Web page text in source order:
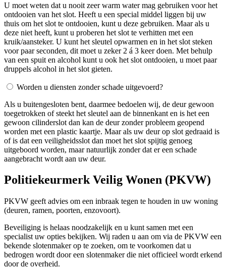
U moet weten dat u nooit zeer warm water mag gebruiken voor het
ontdooien van het slot. Heeft u een special middel liggen bij uw
thuis om het slot te ontdooien, kunt u deze gebruiken. Maar als u
deze niet heeft, kunt u proberen het slot te verhitten met een
kruik/aansteker. U kunt het sleutel opwarmen en in het slot steken
voor paar seconden, dit moet u zeker 2 á 3 keer doen. Met behulp
van een spuit en alcohol kunt u ook het slot ontdooien, u moet paar
druppels alcohol in het slot gieten.
Worden u diensten zonder schade uitgevoerd?
Als u buitengesloten bent, daarmee bedoelen wij, de deur gewoon
toegetrokken of steekt het sleutel aan de binnenkant en is het een
gewoon cilinderslot dan kan de deur zonder probleem geopend
worden met een plastic kaartje. Maar als uw deur op slot gedraaid is
of is dat een veiligheidsslot dan moet het slot spijtig genoeg
uitgeboord worden, maar natuurlijk zonder dat er een schade
aangebracht wordt aan uw deur.
Politiekeurmerk Veilig Wonen (PKVW)
PKVW geeft advies om een inbraak tegen te houden in uw woning
(deuren, ramen, poorten, enzovoort).
Beveiliging is helaas noodzakelijk en u kunt samen met een
specialist uw opties bekijken. Wij raden u aan om via de PKVW een
bekende slotenmaker op te zoeken, om te voorkomen dat u
bedrogen wordt door een slotenmaker die niet officieel wordt erkend
door de overheid.